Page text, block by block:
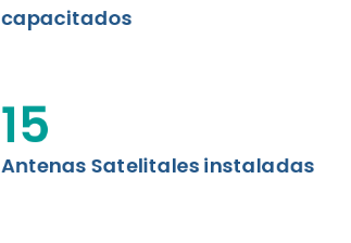
capacitados
Antenas Satelitales instaladas
15